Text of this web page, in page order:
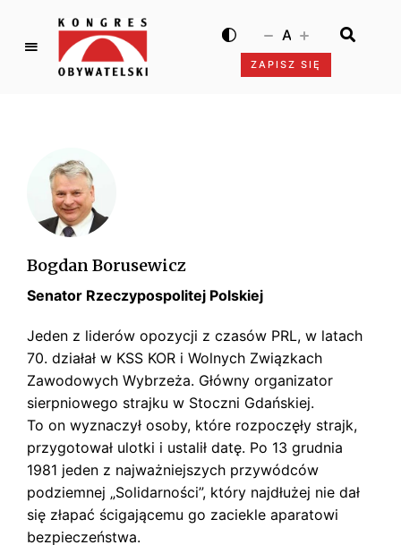
K
r
e
s
O
b
y
w
t
e
l
s
k
i
ZAPISZ SIĘ
A
Bogdan Borusewicz
Senator Rzeczypospolitej Polskiej
Jeden z liderów opozycji z czasów PRL, w latach
70. działał w KSS KOR i Wolnych Związkach
Zawodowych Wybrzeża. Główny organizator
sierpniowego strajku w Stoczni Gdańskiej.
To on wyznaczył osoby, które rozpoczęły strajk,
przygotował ulotki i ustalił datę. Po 13 grudnia
1981 jeden z najważniejszych przywódców
podziemnej „Solidarności”, który najdłużej nie dał
się złapać ścigającemu go zaciekle aparatowi
bezpieczeństwa.